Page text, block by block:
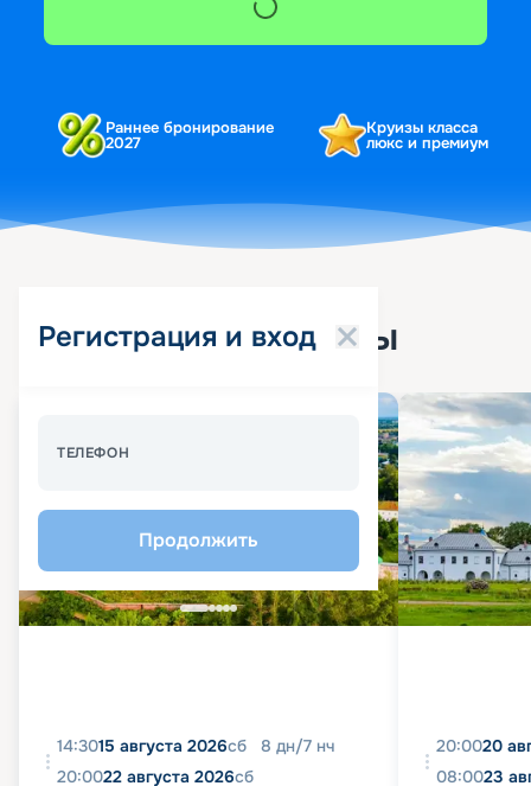
Раннее бронирование
2027
Круизы класса
люкс и премиум
Регистрация и вход
ТЕЛЕФОН
Продолжить
Популярные круизы
14:3015 августа 2026сб 8 дн/7 нч
20:0022 августа 2026сб
20:0020
08:0023